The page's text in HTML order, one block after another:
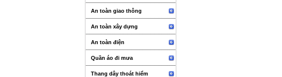
An toàn giao thông
An toàn xây dựng
An toàn điện
Quần áo đi mưa
Thang dây thoát hiểm